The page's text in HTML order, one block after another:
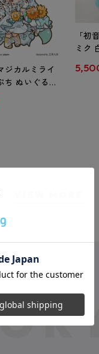
ジカルミライ
ち ぬいぐるみ
「初
ミク